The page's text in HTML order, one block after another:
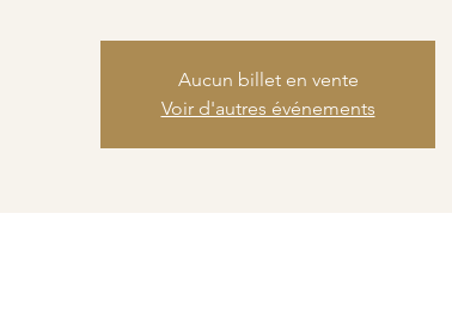
Aucun billet en vente
Voir d'autres événements